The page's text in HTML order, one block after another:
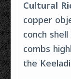
Cultural
copper
conch
combs
the